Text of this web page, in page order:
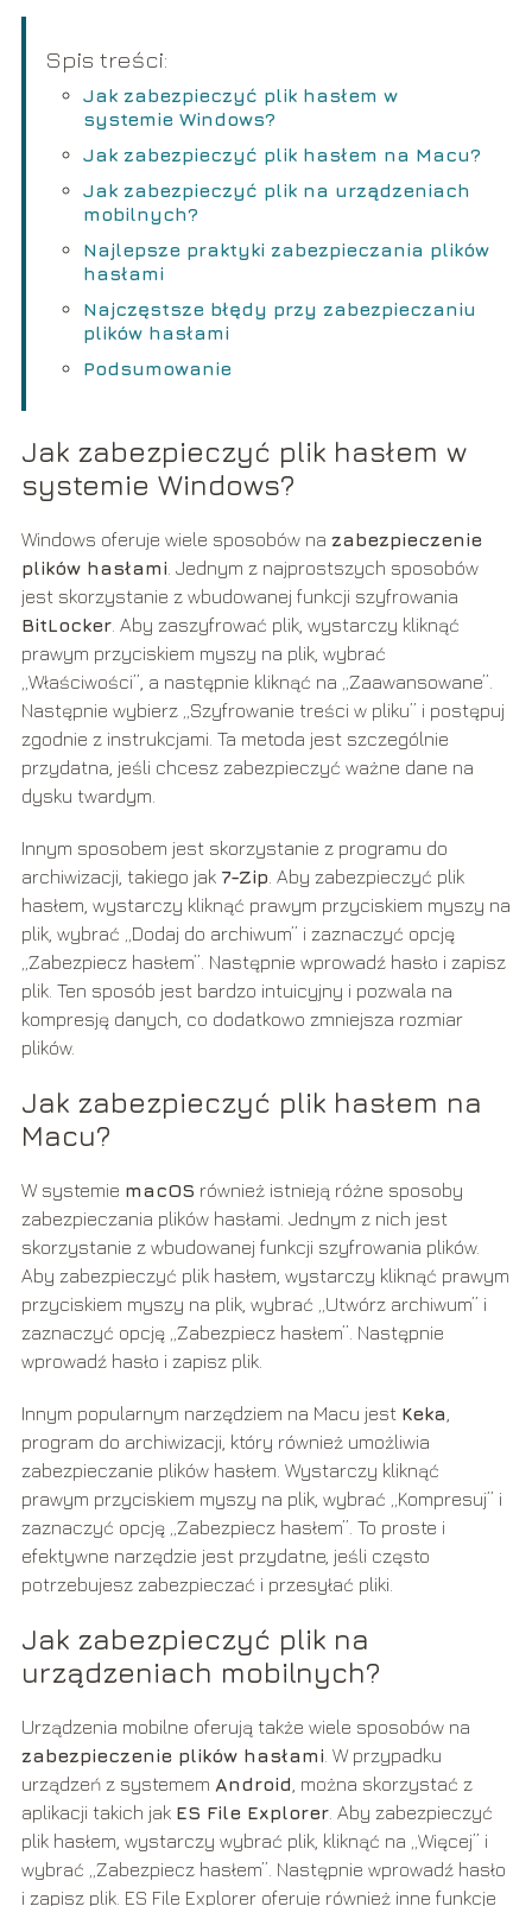
Spis treści:
Jak zabezpieczyć plik hasłem w
systemie Windows?
Jak zabezpieczyć plik hasłem na Macu?
Jak zabezpieczyć plik na urządzeniach
mobilnych?
Najlepsze praktyki zabezpieczania plików
hasłami
Najczęstsze błędy przy zabezpieczaniu
plików hasłami
Podsumowanie
Jak zabezpieczyć plik hasłem w
systemie Windows?
Windows oferuje wiele sposobów na zabezpieczenie
plików hasłami . Jednym z najprostszych sposobów
jest skorzystanie z wbudowanej funkcji szyfrowania
BitLocker. Aby zaszyfrować plik, wystarczy kliknąć
prawym przyciskiem myszy na plik, wybrać
„Właściwości”, a następnie kliknąć na „Zaawansowane”.
Następnie wybierz „Szyfrowanie treści w pliku” i postępuj
zgodnie z instrukcjami. Ta metoda jest szczególnie
przydatna, jeśli chcesz zabezpieczyć ważne dane na
dysku twardym.
Innym sposobem jest skorzystanie z programu do
archiwizacji, takiego jak 7-Zip . Aby zabezpieczyć plik
hasłem, wystarczy kliknąć prawym przyciskiem myszy na
plik, wybrać „Dodaj do archiwum” i zaznaczyć opcję
„Zabezpiecz hasłem”. Następnie wprowadź hasło i zapisz
plik. Ten sposób jest bardzo intuicyjny i pozwala na
kompresję danych, co dodatkowo zmniejsza rozmiar
plików.
Jak zabezpieczyć plik hasłem na
Macu?
W systemie macOS również istnieją różne sposoby
zabezpieczania plików hasłami. Jednym z nich jest
skorzystanie z wbudowanej funkcji szyfrowania plików.
Aby zabezpieczyć plik hasłem, wystarczy kliknąć prawym
przyciskiem myszy na plik, wybrać „Utwórz archiwum” i
zaznaczyć opcję „Zabezpiecz hasłem”. Następnie
wprowadź hasło i zapisz plik.
Innym popularnym narzędziem na Macu jest Keka
program do archiwizacji, który również umożliwia
zabezpieczanie plików hasłem. Wystarczy kliknąć
prawym przyciskiem myszy na plik, wybrać „Kompresuj” i
zaznaczyć opcję „Zabezpiecz hasłem”. To proste i
efektywne narzędzie jest przydatne, jeśli często
potrzebujesz zabezpieczać i przesyłać pliki.
Jak zabezpieczyć plik na
urządzeniach mobilnych?
Urządzenia mobilne oferują także wiele sposobów na
zabezpieczenie plików hasłami . W przypadku
urządzeń z systemem Android , można skorzystać z
aplikacji takich jak ES File Explorer. Aby zabezpieczyć
plik hasłem, wystarczy wybrać plik, kliknąć na „Więcej” i
wybrać „Zabezpiecz hasłem”. Następnie wprowadź hasło
i zapisz plik. ES File Explorer oferuje również inne funkcje